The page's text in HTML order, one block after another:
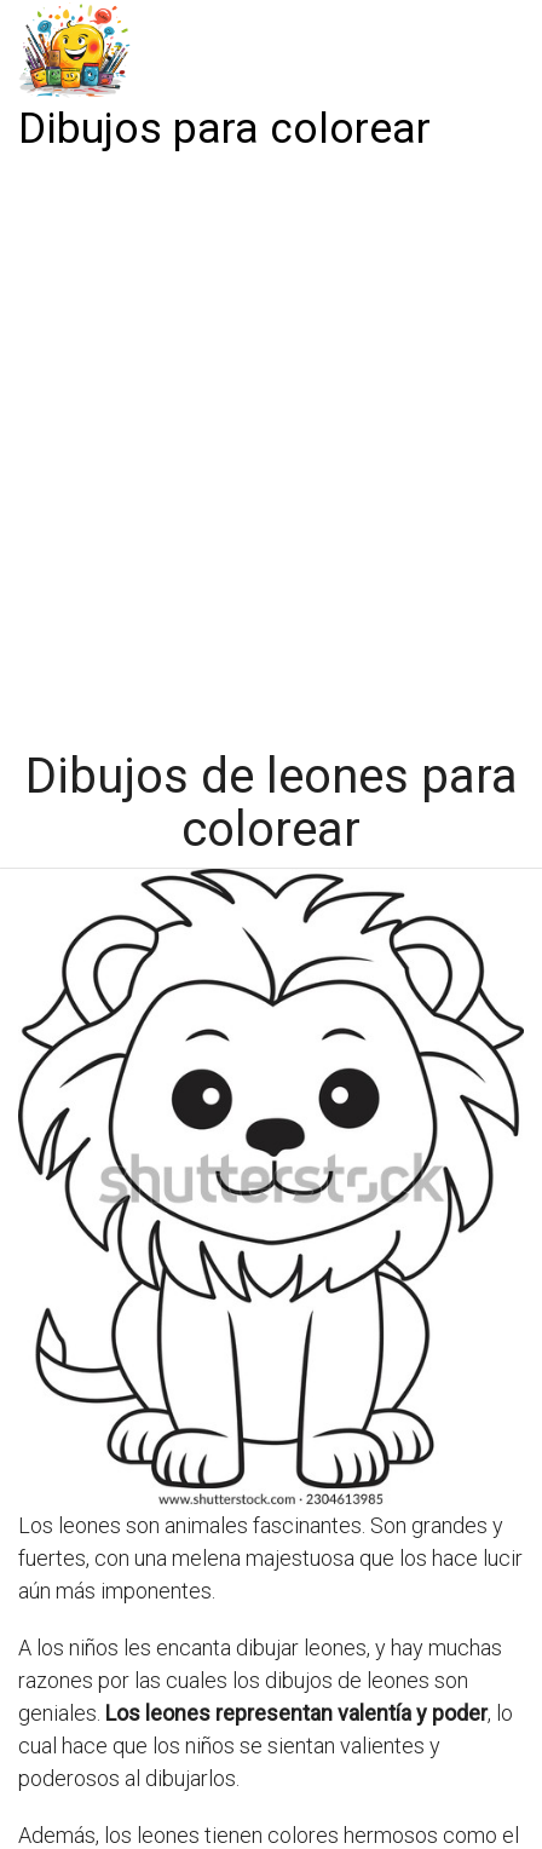
Dibujos para colorear
Dibujos de leones para
colorear
Los leones son animales fascinantes. Son grandes y
fuertes, con una melena majestuosa que los hace lucir
aún más imponentes.
A los niños les encanta dibujar leones, y hay muchas
razones por las cuales los dibujos de leones son
geniales. Los leones representan valentía y poder, lo
cual hace que los niños se sientan valientes y
poderosos al dibujarlos.
Además, los leones tienen colores hermosos como el